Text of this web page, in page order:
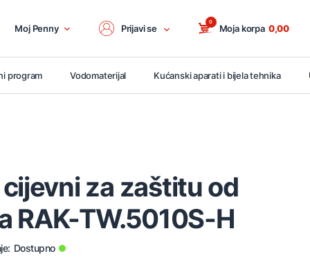
Moj Penny Prijavi se Moja korpa
0
0,00
program Vodomaterijal Kućanski aparati i bijela tehnika
za zaštitu od
RAK-TW.5010S-H
Dostupno